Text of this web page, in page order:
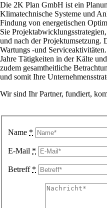
Die 2K Plan GmbH ist ein
Klimatechnische Systeme und
Findung von energetischen
Sie
und nach der
Wartungs -und
Jahre Tätigkeiten in der Kälte
zudem gesamtheitliche
und somit Ihre
Wir sind Ihr Partner, fundiert,
Name *
E-Mail *
Betreff *